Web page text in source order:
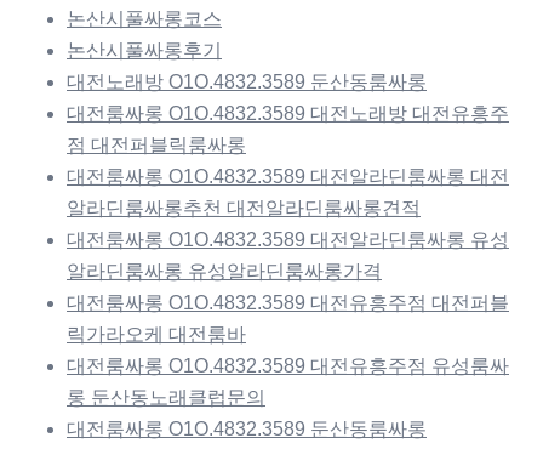
논산시풀싸롱코스
논산시풀싸롱후기
대전노래방 O1O.4832.3589 둔산동룸싸롱
대전룸싸롱 O1O.4832.3589 대전노래방 대전유흥주
점 대전퍼블릭룸싸롱
대전룸싸롱 O1O.4832.3589 대전알라딘룸싸롱 대전
알라딘룸싸롱추천 대전알라딘룸싸롱견적
대전룸싸롱 O1O.4832.3589 대전알라딘룸싸롱 유성
알라딘룸싸롱 유성알라딘룸싸롱가격
대전룸싸롱 O1O.4832.3589 대전유흥주점 대전퍼블
릭가라오케 대전룸바
대전룸싸롱 O1O.4832.3589 대전유흥주점 유성룸싸
롱 둔산동노래클럽문의
대전룸싸롱 O1O.4832.3589 둔산동룸싸롱